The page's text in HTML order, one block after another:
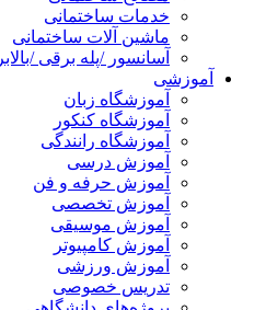
خدمات ساختمانی
ماشین آلات ساختمانی
آسانسور /پله برقی /بالابر
آموزشی
آموزشگاه زبان
آموزشگاه کنکور
آموزشگاه رانندگی
آموزش درسی
آموزش حرفه و فن
آموزش تخصصی
آموزش موسیقی
آموزش کامپیوتر
آموزش ورزشی
تدریس خصوصی